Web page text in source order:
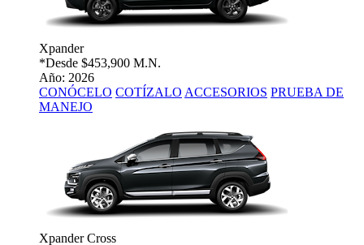
Xpander
*Desde $453,900 M.N.
Año: 2026
CONÓCELO COTÍZALO ACCESORIOS PRUEBA DE
MANEJO
Xpander Cross